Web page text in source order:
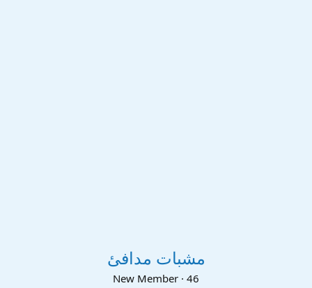
مشبات مدافئ
New Member · 46